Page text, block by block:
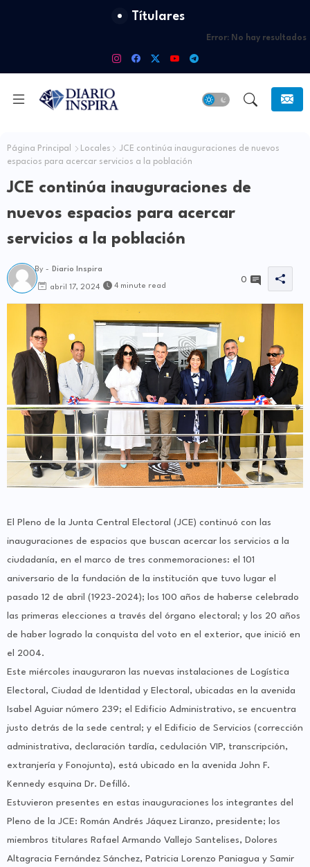
Títulares
Error: No hay resultados
Página Principal Locales
JCE continúa inauguraciones de nuevos
espacios para acercar servicios a la población
JCE continúa inauguraciones de
nuevos espacios para acercar
servicios a la población
By - Diario Inspira
abril 17, 2024 4 minute read
0
El Pleno de la Junta Central Electoral (JCE) continuó con las
inauguraciones de espacios que buscan acercar los servicios a la
ciudadanía, en el marco de tres conmemoraciones: el 101
aniversario de la fundación de la institución que tuvo lugar el
pasado 12 de abril (1923-2024); los 100 años de haberse celebrado
las primeras elecciones a través del órgano electoral; y los 20 años
de haber logrado la conquista del voto en el exterior, que inició en
el 2004.
Este miércoles inauguraron las nuevas instalaciones de Logística
Electoral, Ciudad de Identidad y Electoral, ubicadas en la avenida
Isabel Aguiar número 239; el Edificio Administrativo, se encuentra
justo detrás de la sede central; y el Edificio de Servicios (corrección
administrativa, declaración tardía, cedulación VIP, transcripción,
extranjería y Fonojunta), está ubicado en la avenida John F.
Kennedy esquina Dr. Defilló.
Estuvieron presentes en estas inauguraciones los integrantes del
Pleno de la JCE: Román Andrés Jáquez Liranzo, presidente; los
miembros titulares Rafael Armando Vallejo Santelises, Dolores
Altagracia Fernández Sánchez, Patricia Lorenzo Paniagua y Samir